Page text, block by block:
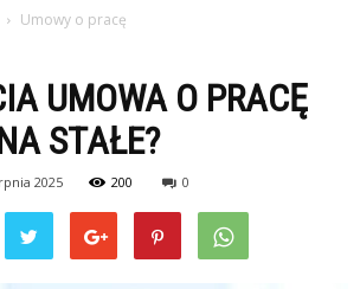
Umowy o pracę
UMOWA O PRACĘ
STAŁE?
2025 200 0